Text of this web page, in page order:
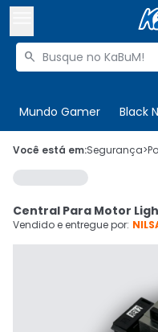
Buscar produtos

Mundo Gamer Black
 Olá. Acesse sua
 Departamentos
Cupons
Ativar tradutor em
Você está em:Segurança>
Central Para Motor
Vendido e entregue por: